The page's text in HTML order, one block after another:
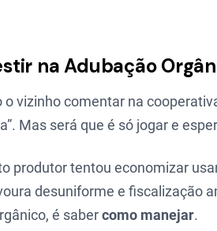
na Adubação
vizinho comentar na
Mas será que é só jogar e
produtor tentou economizar
desuniforme e fiscalização
é sabercomo manejar.